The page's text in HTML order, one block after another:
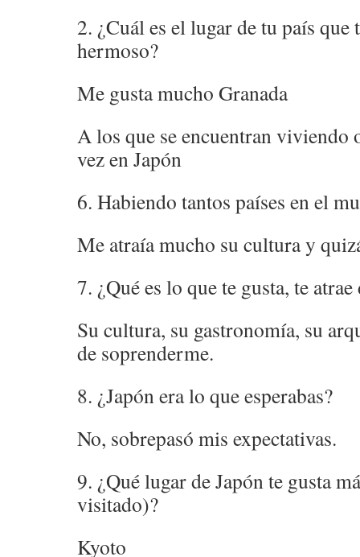
2. ¿Cuál es el lugar de tu país que
hermoso?
Me gusta mucho Granada
A los que se encuentran viviendo
vez en Japón
6. Habiendo tantos países en el
Me atraía mucho su cultura y
7. ¿Qué es lo que te gusta, te atrae
Su cultura, su gastronomía, su
de soprenderme.
8. ¿Japón era lo que esperabas?
No, sobrepasó mis expectativas.
9. ¿Qué lugar de Japón te gusta
visitado)?
Kyoto